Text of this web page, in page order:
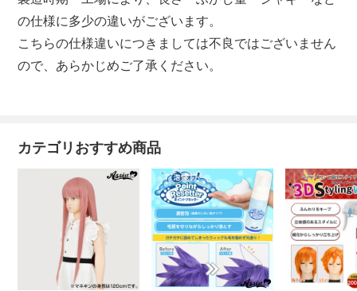
の仕様に多少の違いがございます。
こちらの仕様違いにつきましては不良ではございません
ので、あらかじめご了承ください。
カテゴリおすすめ商品